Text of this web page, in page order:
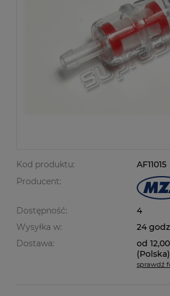
Kod produktu:
AF11015
Producent:
Dostępność:
4
Wysyłka w:
24
Dostawa:
od 12,00
(Polska)
Cena nie zawiera ewentualnychsprawdź